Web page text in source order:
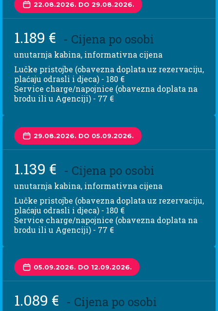
22.08.2026. DO 29.08.2026.
1.189 € - Cijena po osobi
unutarnja kabina, informativna cijena
Lučke pristojbe (obavezna doplata uz rezervaciju,
plaćaju odrasli i djeca) - 180 €
Service charge/napojnice (obavezna doplata na
brodu ili u Agenciji) - 77 €
29.08.2026. DO 05.09.2026.
1.139 € - Cijena po osobi
unutarnja kabina, informativna cijena
Lučke pristojbe (obavezna doplata uz rezervaciju,
plaćaju odrasli i djeca) - 180 €
Service charge/napojnice (obavezna doplata na
brodu ili u Agenciji) - 77 €
05.09.2026. DO 12.09.2026.
1.089 € - Cijena po osobi